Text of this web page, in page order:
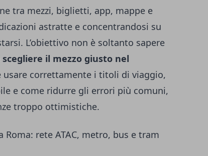
tra mezzi, biglietti, app, mappe e
astratte e concentrandosi su
L’obiettivo non è soltanto sapere
scegliere il mezzo giusto nel
usare correttamente i titoli di viaggio,
e come ridurre gli errori più comuni,
troppo ottimistiche.
rete ATAC, metro, bus e tram